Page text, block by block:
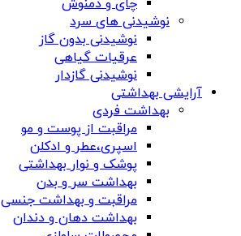
چای و دمنوش
نوشیدنی های سرد
نوشیدنی بدون گاز
عرقیات گیاهی
نوشیدنی گازدار
آرایشی بهداشتی
بهداشت فردی
مراقبت از پوست و مو
اسپری،عطر و ادکلن
پوشک و نوار بهداشتی
بهداشت سر و بدن
مراقبت و بهداشت جنسی
بهداشت دهان و دندان